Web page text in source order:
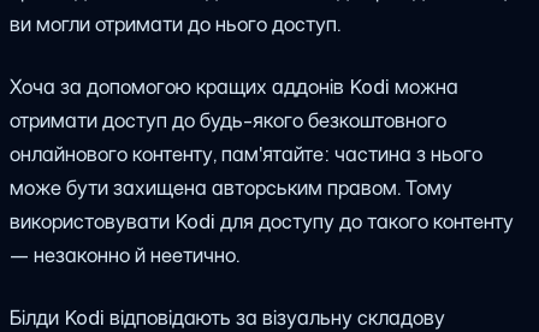
ви могли отримати до нього доступ.
Хоча за допомогою кращих аддонів Kodi можна
отримати доступ до будь-якого безкоштовного
онлайнового контенту, пам'ятайте: частина з нього
може бути захищена авторським правом. Тому
використовувати Kodi для доступу до такого контенту
— незаконно й неетично.
Білди Kodi відповідають за візуальну складову